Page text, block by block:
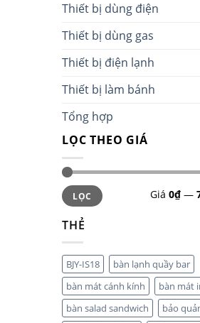
Thiết bị dùng điện
Thiết bị dùng gas
Thiết bị điện lạnh
Thiết bị làm bánh
Tổng hợp
LỌC THEO GIÁ
LỌC Giá 0₫ —
THẺ
BJY-IS18
bàn lạnh quầy bar
bàn mát cánh kính
bàn mát
bàn salad sandwich
bảo